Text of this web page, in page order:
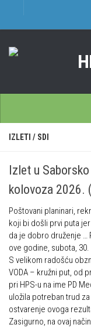
Kontakt
Plan izleta Sekcije
Izvješća SDI-a
Povijesti SDI
Gojzeki
Obiteljska
Plan izleta
Izleti
Početna
Opća planinarska
Često postavljana
Visokogorska
Alpinistička škola
Speleološka škola
Obilaznice
Gojzerica
Špiljama Lijepe
IZLETI / SDI
Izlet u
kolovoza 2026.
Poštovani planinari,
koji bi došli prvi puta
da je dobro druženje …
ove godine, subota,
S velikom radošću
VODA – kružni put, od
pri HPS-u na ime PD
uložila potreban trud za
ostvarenje ovoga
Zasigurno, na ovaj